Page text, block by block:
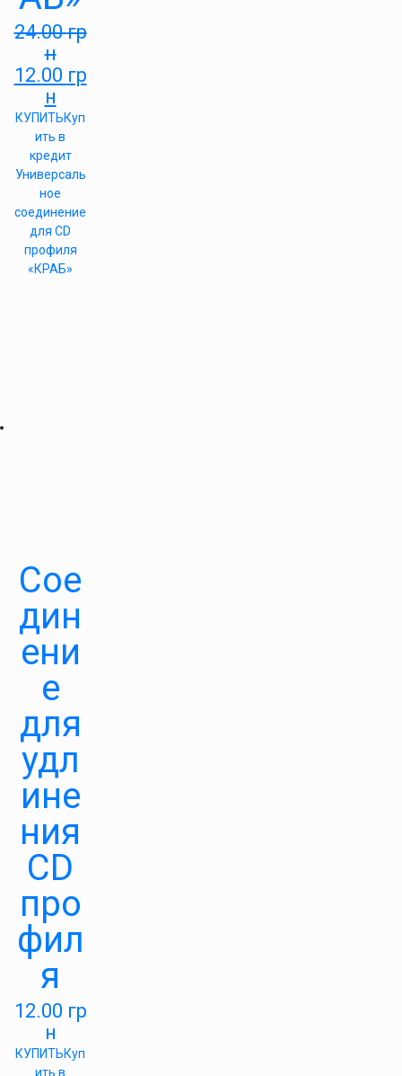
24.00гр
н
12.00 гр
н
КУПИТЬКуп
ить в
кредит
Универсаль
ное
соединение
для CD
профиля
«КРАБ»
Сое
дин
ени
е
для
удл
ине
ния
CD
про
фил
я
12.00 гр
н
КУПИТЬКуп
ить в